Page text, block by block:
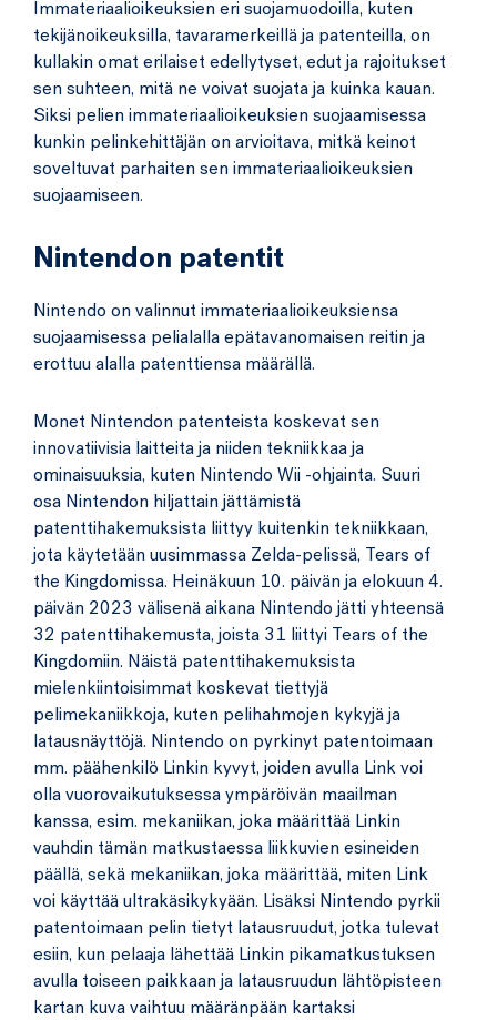
Immateriaalioikeuksien eri suojamuodoilla, kuten
tekijänoikeuksilla, tavaramerkeillä ja patenteilla, on
kullakin omat erilaiset edellytyset, edut ja rajoitukset
sen suhteen, mitä ne voivat suojata ja kuinka kauan.
Siksi pelien immateriaalioikeuksien suojaamisessa
kunkin pelinkehittäjän on arvioitava, mitkä keinot
soveltuvat parhaiten sen immateriaalioikeuksien
suojaamiseen.
Nintendon patentit
Nintendo on valinnut immateriaalioikeuksiensa
suojaamisessa pelialalla epätavanomaisen reitin ja
erottuu alalla patenttiensa määrällä.
Monet Nintendon patenteista koskevat sen
innovatiivisia laitteita ja niiden tekniikkaa ja
ominaisuuksia, kuten Nintendo Wii -ohjainta. Suuri
osa Nintendon hiljattain jättämistä
patenttihakemuksista liittyy kuitenkin tekniikkaan,
jota käytetään uusimmassa Zelda-pelissä, Tears of
the Kingdomissa. Heinäkuun 10. päivän ja elokuun 4.
päivän 2023 välisenä aikana Nintendo jätti yhteensä
32 patenttihakemusta, joista 31 liittyi Tears of the
Kingdomiin. Näistä patenttihakemuksista
mielenkiintoisimmat koskevat tiettyjä
pelimekaniikkoja, kuten pelihahmojen kykyjä ja
latausnäyttöjä. Nintendo on pyrkinyt patentoimaan
mm. päähenkilö Linkin kyvyt, joiden avulla Link voi
olla vuorovaikutuksessa ympäröivän maailman
kanssa, esim. mekaniikan, joka määrittää Linkin
vauhdin tämän matkustaessa liikkuvien esineiden
päällä, sekä mekaniikan, joka määrittää, miten Link
voi käyttää ultrakäsikykyään. Lisäksi Nintendo pyrkii
patentoimaan pelin tietyt latausruudut, jotka tulevat
esiin, kun pelaaja lähettää Linkin pikamatkustuksen
avulla toiseen paikkaan ja latausruudun lähtöpisteen
kartan kuva vaihtuu määränpään kartaksi